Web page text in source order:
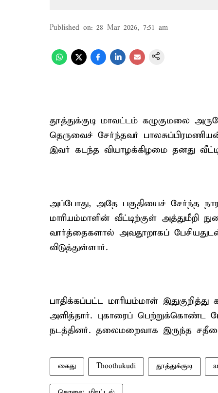
Published on: 28 Mar 2026, 7:51 am
தூத்துக்குடி மாவட்டம் கழுகுமலை
தெருவைச் சேர்ந்தவர்
இவர் கடந்த வியாழக்கிழமை தனது
அப்போது, அதே பகுதியைச் சேர்ந்த
மாரியம்மாளின் வீட்டிற்குள் அத்துமீறி
வார்த்தைகளால் அவதூறாகப்
விடுத்துள்ளார்.
பாதிக்கப்பட்ட மாரியம்மாள்
அளித்தார். புகாரைப் பெற்றுக்கொண்ட
நடத்தினர். தலைமறைவாக இருந்த
கைது Thoothukudi தூத்துக்குடி